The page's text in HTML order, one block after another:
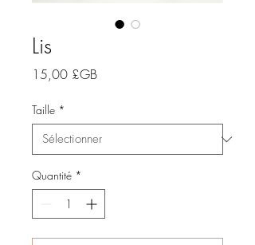
Lis
15,00 £GBPrix
Taille *
Quantité *